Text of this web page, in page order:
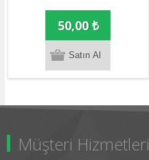
50,00 ₺
Müşteri Hizmetleri